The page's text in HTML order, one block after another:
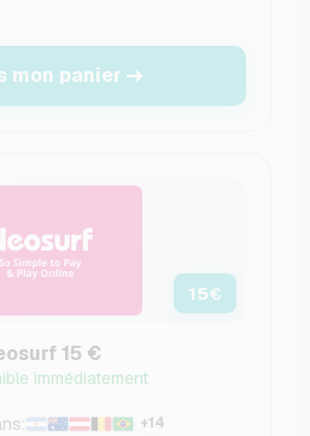
mon panier
15€
15 €
immédiatement
+14